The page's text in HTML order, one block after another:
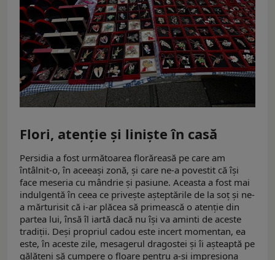
Flori, atenție și liniște în casă
Persidia a fost următoarea florăreasă pe care am
întâlnit-o, în aceeași zonă, și care ne-a povestit că își
face meseria cu mândrie și pasiune. Aceasta a fost mai
indulgentă în ceea ce privește așteptările de la soț și ne-
a mărturisit că i-ar plăcea să primească o atenție din
partea lui, însă îl iartă dacă nu își va aminti de aceste
tradiții. Deși propriul cadou este incert momentan, ea
este, în aceste zile, mesagerul dragostei și îi așteaptă pe
gălățeni să cumpere o floare pentru a-și impresiona